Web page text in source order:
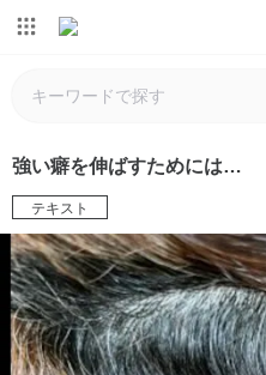
強い癖を伸ばすためには…
テキスト